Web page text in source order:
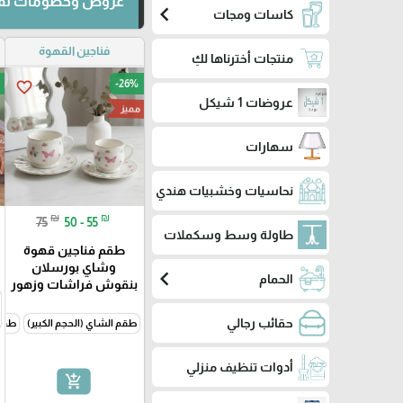
كاسات ومجات chevron_left
منتجات أخترناها لكِ
عروضات 1 شيكل
سهارات
نحاسيات وخشبيات هندي
طاولة وسط وسكملات
الحمام chevron_left
حقائب رجالي
أدوات تنظيف منزلي
فناجين القهوة
favorite_border -26%
مميز
75 ₪ 50 - 55 ₪
طقم فناجين قهوة
وشاي بورسلان
بنقوش فراشات وزهور
طقم الشاي (الحجم الكبير)
add_shopping_cart